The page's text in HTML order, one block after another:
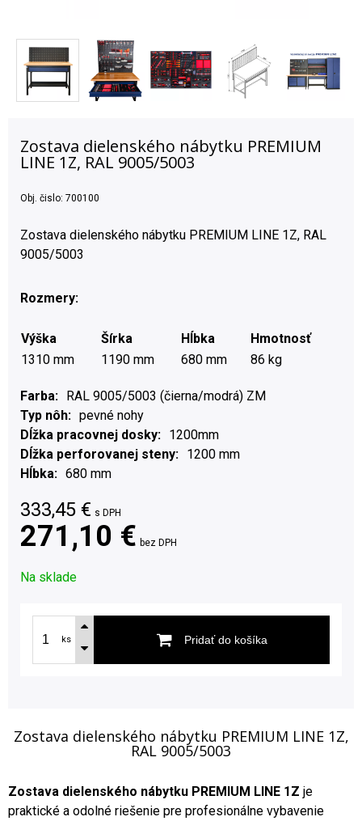
Zostava dielenského nábytku PREMIUM
LINE 1Z, RAL 9005/5003
Obj. čislo: 700100
Zostava dielenského nábytku PREMIUM LINE 1Z, RAL
9005/5003
Rozmery:
Výška Šírka Hĺbka
Hmotnosť
1310 mm
1190 mm 680 mm 86 kg
Farba
RAL 9005/5003 (čierna/modrá) ZM
Typ nôh
pevné nohy
Dĺžka pracovnej dosky
1200mm
Dĺžka perforovanej steny
1200 mm
Hĺbka
680 mm
333,45 € s DPH
271,10 € bez DPH
Na sklade
ks Pridať do košíka
Zostava dielenského nábytku PREMIUM LINE 1Z,
RAL 9005/5003
Zostava dielenského nábytku PREMIUM LINE 1Z je
praktické a odolné riešenie pre profesionálne vybavenie